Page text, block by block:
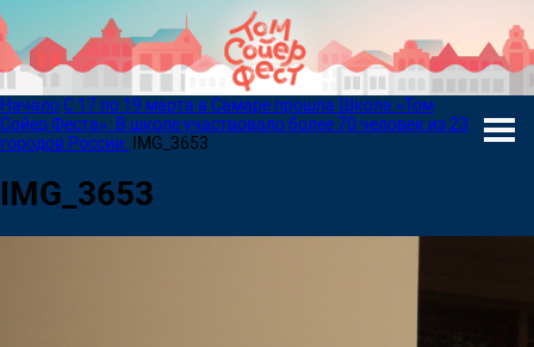
НачалоС 17 по 19 марта в Самаре прошла Школа «Том
Сойер Феста». В школе участвовало более 70 человек из 23
городов России.
IMG_3653
IMG_3653